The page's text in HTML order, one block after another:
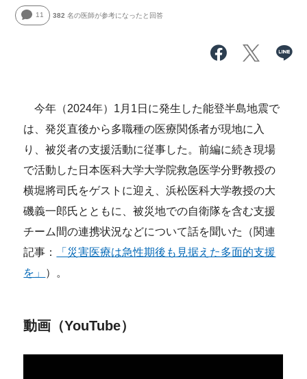
11 382 名の医師が参考になったと回答
今年（2024年）1月1日に発生した能登半島地震で
は、発災直後から多職種の医療関係者が現地に入
り、被災者の支援活動に従事した。前編に続き現場
で活動した日本医科大学大学院救急医学分野教授の
横堀將司氏をゲストに迎え、浜松医科大学教授の大
磯義一郎氏とともに、被災地での自衛隊を含む支援
チーム間の連携状況などについて話を聞いた（関連
記事：
「災害医療は急性期後も見据えた多面的支援
を」 ）。
動画（YouTube）